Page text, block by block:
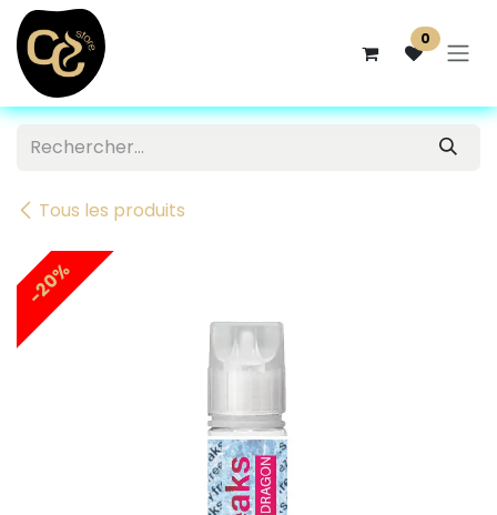
Se rendre au contenu
0
Tous les produits
-20%